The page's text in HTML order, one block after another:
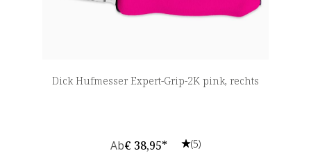
Dick Hufmesser Expert-Grip-2K pink, rechts
Ab€ 38,95* (5)